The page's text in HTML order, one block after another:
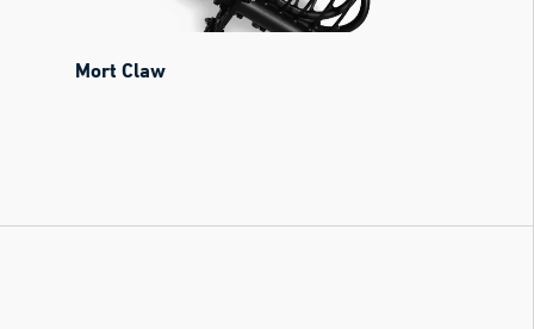
Mort Claw